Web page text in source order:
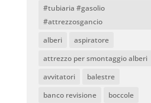
#tubiaria #gasolio
#attrezzosgancio
alberi
aspiratore
attrezzo per smontaggio alberi
avvitatori
balestre
banco revisione
boccole